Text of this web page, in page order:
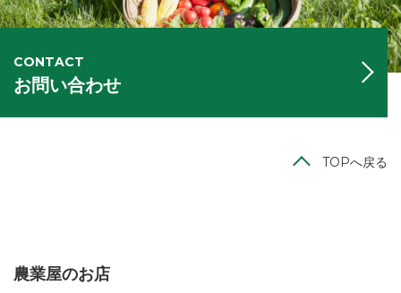
CONTACT
お問い合わせ
TOPへ戻る
農業屋のお店